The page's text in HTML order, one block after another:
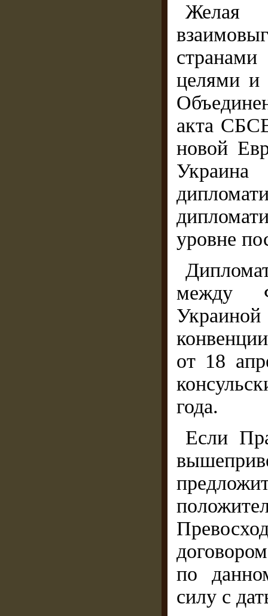
Желая
целями и
акта
новой
уровне
между
от 18
года.
Если
по
силу с